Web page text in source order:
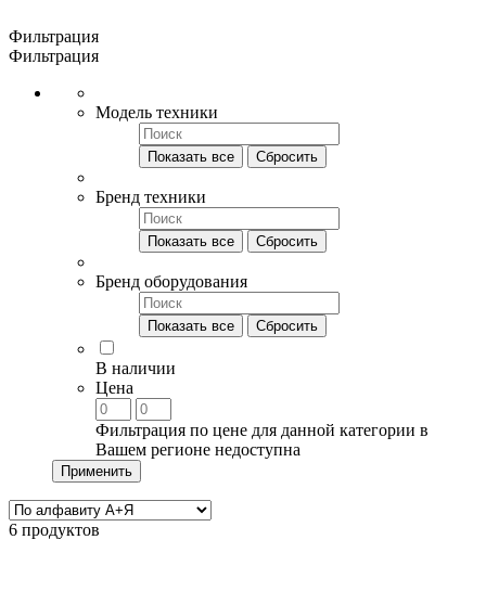
Фильтрация
Фильтрация
Модель техники
Показать все Сбросить
Бренд техники
Показать все Сбросить
Бренд оборудования
Показать все Сбросить
В наличии
Цена
Фильтрация по цене для данной категории в
Вашем регионе недоступна
Применить
6 продуктов